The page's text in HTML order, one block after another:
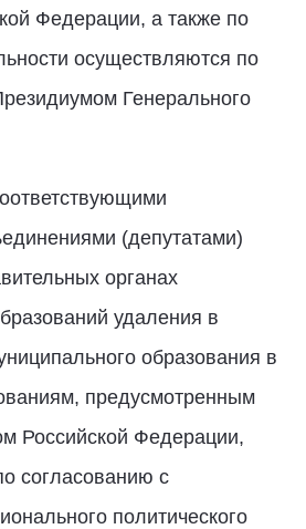
Федерации, а также по
осуществляются по
Генерального
(депутатами)
органах
удаления в
образования в
предусмотренным
Российской Федерации,
согласованию с
политического